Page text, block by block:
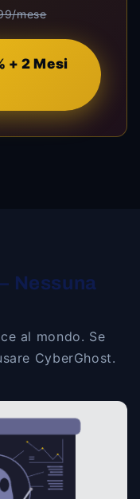
mese
+ 2 Mesi
Nessuna
al mondo. Se
CyberGhost.